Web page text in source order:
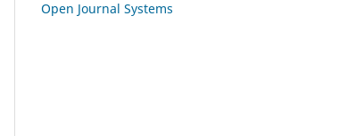
Open Journal Systems